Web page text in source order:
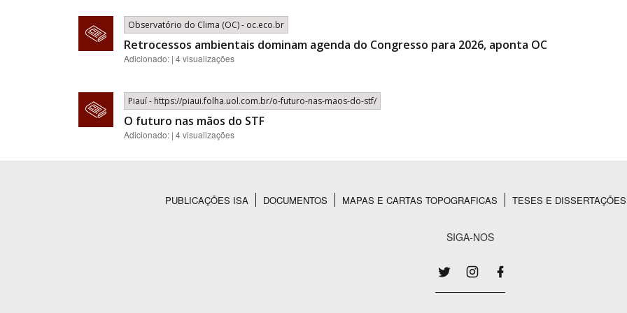
Observatório do Clima (OC) - oc.eco.br
Retrocessos ambientais dominam agenda do Congresso para 2026, aponta OC
Adicionado: | 4 visualizações
Piauí - https://piaui.folha.uol.com.br/o-futuro-nas-maos-do-stf/
O futuro nas mãos do STF
Adicionado: | 4 visualizações
PUBLICAÇÕES ISA DOCUMENTOS MAPAS E CARTAS TOPOGRAFICAS TESES E DISSERTAÇÕES
SIGA-NOS